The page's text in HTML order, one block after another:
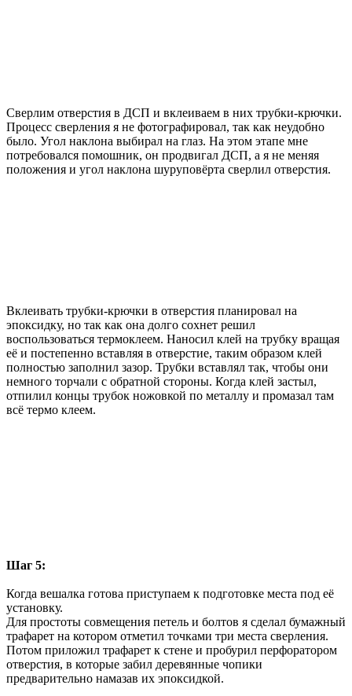
Сверлим отверстия в ДСП и вклеиваем в них трубки-крючки.
Процесс сверления я не фотографировал, так как неудобно
было. Угол наклона выбирал на глаз. На этом этапе мне
потребовался помошник, он продвигал ДСП, а я не меняя
положения и угол наклона шуруповёрта сверлил отверстия.
Вклеивать трубки-крючки в отверстия планировал на
эпоксидку, но так как она долго сохнет решил
воспользоваться термоклеем. Наносил клей на трубку вращая
её и постепенно вставляя в отверстие, таким образом клей
полностью заполнил зазор. Трубки вставлял так, чтобы они
немного торчали с обратной стороны. Когда клей застыл,
отпилил концы трубок ножовкой по металлу и промазал там
всё термо клеем.
Шаг 5:
Когда вешалка готова приступаем к подготовке места под её
установку.
Для простоты совмещения петель и болтов я сделал бумажный
трафарет на котором отметил точками три места сверления.
Потом приложил трафарет к стене и пробурил перфоратором
отверстия, в которые забил деревянные чопики
предварительно намазав их эпоксидкой.